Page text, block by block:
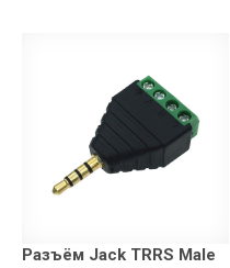
Разъём Jack TRRS Male